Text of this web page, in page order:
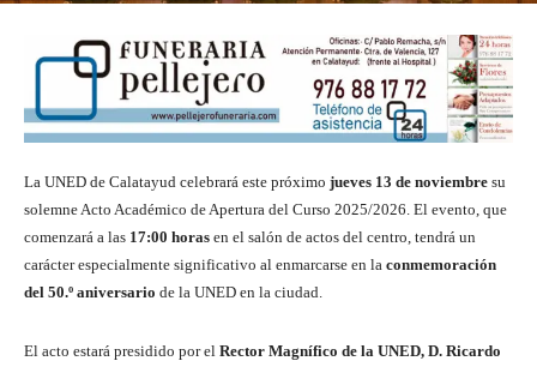
La UNED de Calatayud celebrará este próximo jueves 13 de noviembre su
solemne Acto Académico de Apertura del Curso 2025/2026. El evento, que
comenzará a las 17:00 horas en el salón de actos del centro, tendrá un
carácter especialmente significativo al enmarcarse en la conmemoración
del 50.º aniversario de la UNED en la ciudad.
El acto estará presidido por el Rector Magnífico de la UNED, D. Ricardo